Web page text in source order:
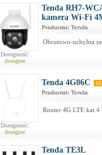
Dostępność:
dostępne
Tenda RH7-
kamera Wi-Fi
Producent: Tenda
Obrotowo-uchylna
Dostępność:
dostępne
Tenda 4G06C
Producent: Tenda
Router 4G LTE
Tenda TE3L